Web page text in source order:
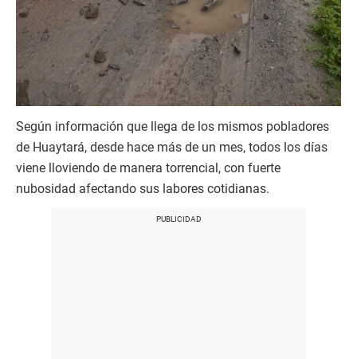
Según información que llega de los mismos pobladores
de Huaytará, desde hace más de un mes, todos los días
viene lloviendo de manera torrencial, con fuerte
nubosidad afectando sus labores cotidianas.